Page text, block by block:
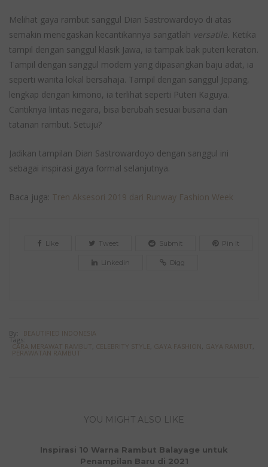
Melihat gaya rambut sanggul Dian Sastrowardoyo di atas
semakin menegaskan kecantikannya sangatlah versatile. Ketika
tampil dengan sanggul klasik Jawa, ia tampak bak puteri keraton.
Tampil dengan sanggul modern yang dipasangkan baju adat, ia
seperti wanita lokal bersahaja. Tampil dengan sanggul Jepang,
lengkap dengan kimono, ia terlihat seperti Puteri Kaguya.
Cantiknya lintas negara, bisa berubah sesuai busana dan
tatanan rambut. Setuju?
Jadikan tampilan Dian Sastrowardoyo dengan sanggul ini
sebagai inspirasi gaya formal selanjutnya.
Baca juga: Tren Aksesori 2019 dari Runway Fashion Week
Like Tweet Submit Pin It
Linkedin Digg
By: BEAUTIFIED INDONESIA
Tags:
CARA MERAWAT RAMBUT , CELEBRITY STYLE , GAYA FASHION, GAYA RAMBUT ,
PERAWATAN RAMBUT
YOU MIGHT ALSO LIKE
Inspirasi 10 Warna Rambut Balayage untuk
Penampilan Baru di 2021